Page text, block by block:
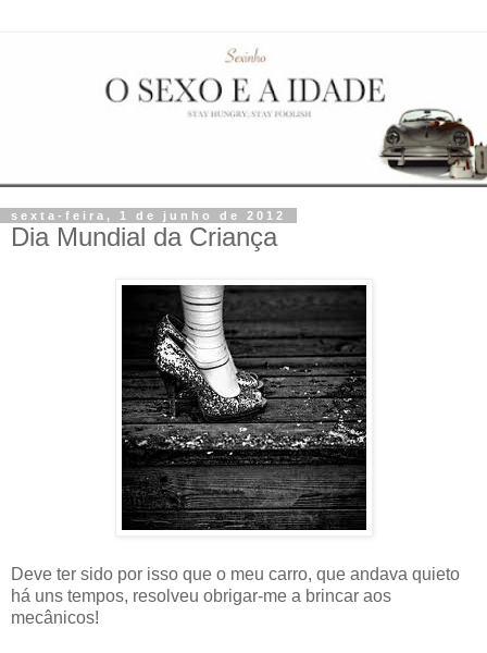
sexta-feira, 1 de junho de 2012
Dia Mundial da Criança
Deve ter sido por isso que o meu carro, que andava quieto
há uns tempos, resolveu obrigar-me a brincar aos
mecânicos!